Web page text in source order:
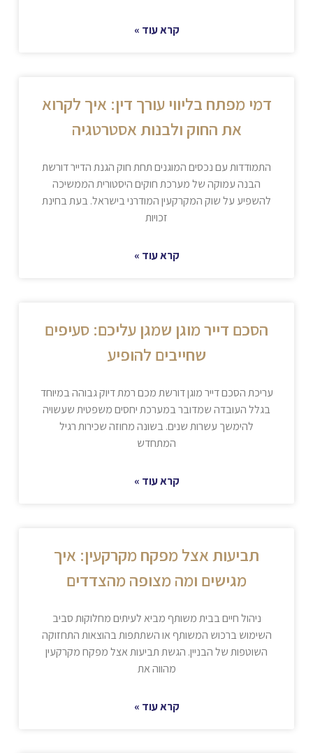
קרא עוד »
דמי מפתח בליווי עורך דין: איך לקרוא
את החוק ולבנות אסטרטגיה
התמודדות עם נכסים המוגנים תחת חוק הגנת הדייר דורשת
הבנה עמוקה של מערכת חוקים היסטורית הממשיכה
להשפיע על שוק המקרקעין המודרני בישראל. בעת בחינת
זכויות
קרא עוד »
הסכם דייר מוגן שמגן עליכם: סעיפים
שחייבים להופיע
עריכת הסכם דייר מוגן דורשת מכם רמת דיוק גבוהה במיוחד
בגלל העובדה שמדובר במערכת יחסים משפטית שעשויה
להימשך עשרות שנים. בשונה מחוזה שכירות רגיל
המתחדש
קרא עוד »
תביעות אצל מפקח מקרקעין: איך
מגישים ומה מצופה מהצדדים
ניהול חיים בבית משותף מביא לעיתים מחלוקות סביב
השימוש ברכוש המשותף או השתתפות בהוצאות התחזוקה
השוטפות של הבניין. הגשת תביעות אצל מפקח מקרקעין
מהווה את
קרא עוד »